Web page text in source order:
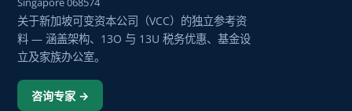
关于新加坡可变资本公司（VCC）的独立参考资
料 — 涵盖架构、13O 与 13U 税务优惠、基金设
立及家族办公室。
咨询专家 →